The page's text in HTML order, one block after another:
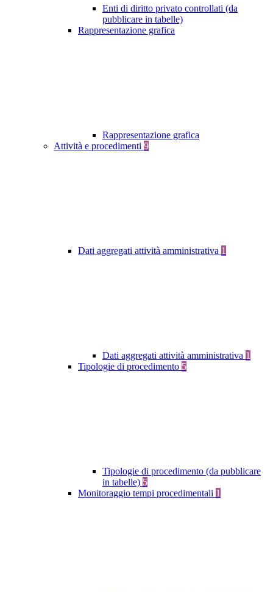
Enti di diritto privato controllati (da
pubblicare in tabelle)
Rappresentazione grafica
Rappresentazione grafica
Attività e procedimenti 9
Dati aggregati attività amministrativa 1
Dati aggregati attività amministrativa 1
Tipologie di procedimento 5
Tipologie di procedimento (da pubblicare
in tabelle) 5
Monitoraggio tempi procedimentali 1